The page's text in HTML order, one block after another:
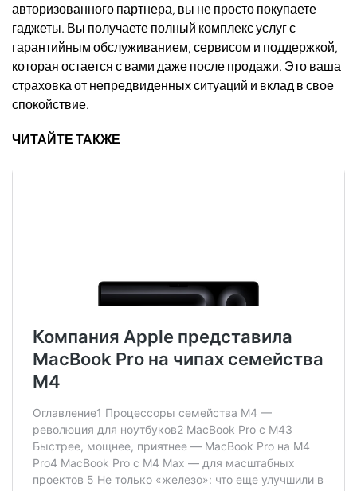
авторизованного партнера, вы не просто покупаете
гаджеты. Вы получаете полный комплекс услуг с
гарантийным обслуживанием, сервисом и поддержкой,
которая остается с вами даже после продажи. Это ваша
страховка от непредвиденных ситуаций и вклад в свое
спокойствие.
ЧИТАЙТЕ ТАКЖЕ